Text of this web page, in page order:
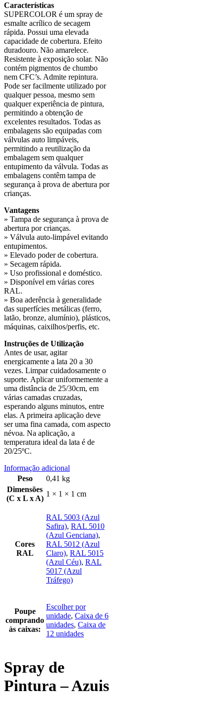
Características
SUPERCOLOR é um spray de
esmalte acrílico de secagem
rápida. Possui uma elevada
capacidade de cobertura. Efeito
duradouro. Não amarelece.
Resistente à exposição solar. Não
contém pigmentos de chumbo
nem CFC’s. Admite repintura.
Pode ser facilmente utilizado por
qualquer pessoa, mesmo sem
qualquer experiência de pintura,
permitindo a obtenção de
excelentes resultados. Todas as
embalagens são equipadas com
válvulas auto limpáveis,
permitindo a reutilização da
embalagem sem qualquer
entupimento da válvula. Todas as
embalagens contêm tampa de
segurança à prova de abertura por
crianças.
Vantagens
» Tampa de segurança à prova de
abertura por crianças.
» Válvula auto-limpável evitando
entupimentos.
» Elevado poder de cobertura.
» Secagem rápida.
» Uso profissional e doméstico.
» Disponível em várias cores
RAL.
» Boa aderência à generalidade
das superfícies metálicas (ferro,
latão, bronze, alumínio), plásticos,
máquinas, caixilhos/perfis, etc.
Instruções de Utilização
Antes de usar, agitar
energicamente a lata 20 a 30
vezes. Limpar cuidadosamente o
suporte. Aplicar uniformemente a
uma distância de 25/30cm, em
várias camadas cruzadas,
esperando alguns minutos, entre
elas. A primeira aplicação deve
ser uma fina camada, com aspecto
névoa. Na aplicação, a
temperatura ideal da lata é de
20/25ºC.
Informação adicional
Peso
0,41 kg
Dimensões
(C x L x A)
1 × 1 × 1 cm
Cores
RAL
RAL 5003 (Azul
Safira), RAL 5010
(Azul Genciana),
RAL 5012 (Azul
Claro), RAL 5015
(Azul Céu), RAL
5017 (Azul
Tráfego)
Poupe
comprando
às caixas:
Escolher por
unidade, Caixa de 6
unidades, Caixa de
12 unidades
Spray de
Pintura – Azuis